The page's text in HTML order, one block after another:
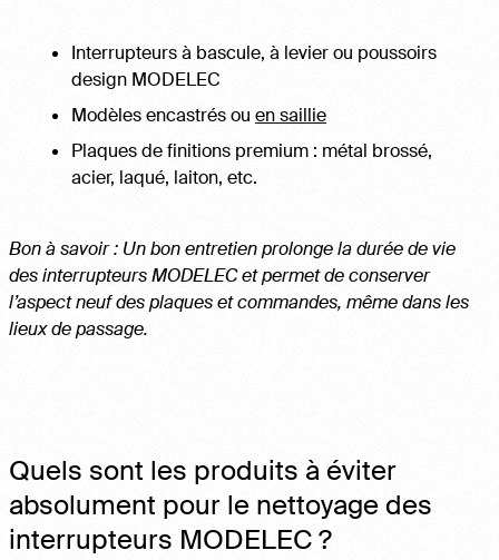
Interrupteurs à bascule, à levier ou poussoirs
design MODELEC
Modèles encastrés ou en saillie
Plaques de finitions premium : métal brossé,
acier, laqué, laiton, etc.
Bon à savoir : Un bon entretien prolonge la durée de vie
des interrupteurs MODELEC et permet de conserver
l’aspect neuf des plaques et commandes, même dans les
lieux de passage.
Quels sont les produits à éviter
absolument pour le nettoyage des
interrupteurs MODELEC ?